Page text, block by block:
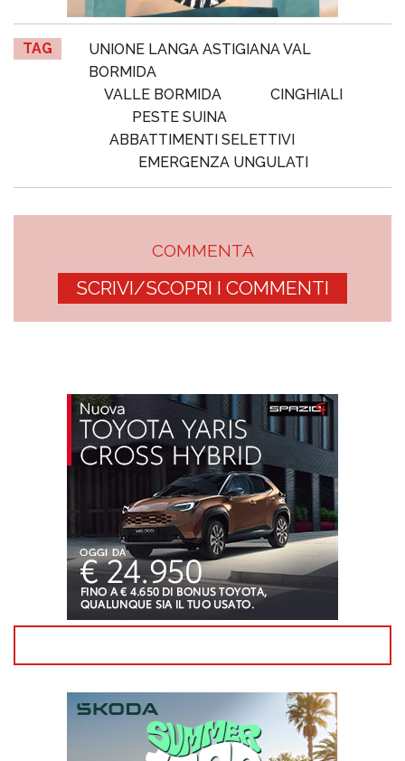
TAG
UNIONE LANGA ASTIGIANA VAL
BORMIDA
VALLE BORMIDA
CINGHIALI
PESTE SUINA
ABBATTIMENTI SELETTIVI
EMERGENZA UNGULATI
COMMENTA
SCRIVI/SCOPRI I COMMENTI